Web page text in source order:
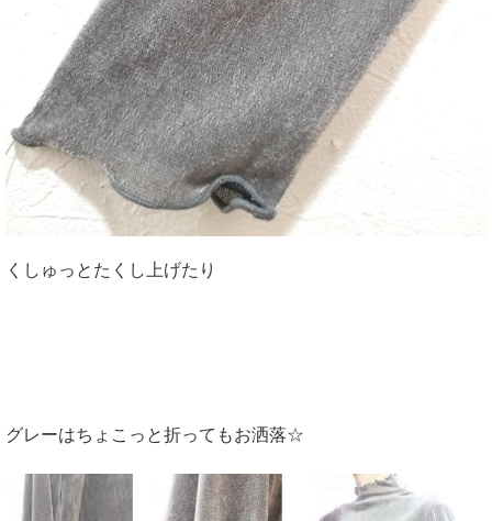
くしゅっとたくし上げたり
グレーはちょこっと折ってもお洒落☆